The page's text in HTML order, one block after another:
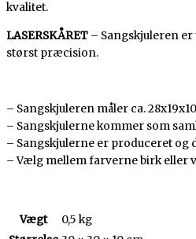
kvalitet.
LASERSKÅRET – Sangskjuleren
størst præcision.
– Sangskjuleren måler ca.
– Sangskjulerne kommer som
– Sangskjulerne er produceret og
– Vælg mellem farverne birk eller
Vægt
0,5 kg